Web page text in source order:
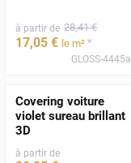
à partir de 28,41 €
17,05 € le m² *
GLOSS-4445a
Covering voiture
violet sureau brillant
3D
à partir de